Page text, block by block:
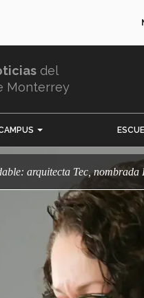
del
Monterrey
arquitecta Tec,